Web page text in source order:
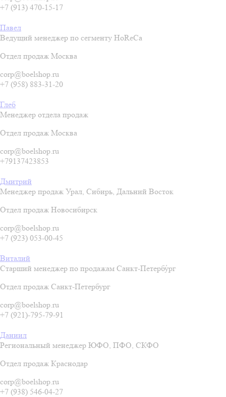
+7 (913) 470-15-17
Павел
Ведущий менеджер по сегменту HoReCa
Отдел продаж Москва
corp@boelshop.ru
+7 (958) 883-31-20
Глеб
Менеджер отдела продаж
Отдел продаж Москва
corp@boelshop.ru
+79137423853
Дмитрий
Менеджер продаж Урал, Сибирь, Дальний Восток
Отдел продаж Новосибирск
corp@boelshop.ru
+7 (923) 053-00-45
Виталий
Старший менеджер по продажам Санкт-Петербу́рг
Отдел продаж Санкт-Петербург
corp@boelshop.ru
+7 (921)-795-79-91
Даниил
Региональный менеджер ЮФО, ПФО, СКФО
Отдел продаж Краснодар
corp@boelshop.ru
+7 (938) 546-04-27